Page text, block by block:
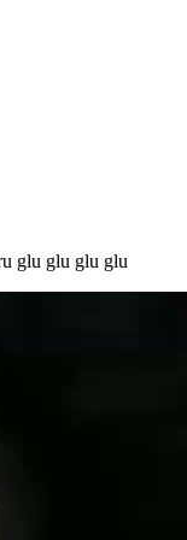
glu glu glu glu